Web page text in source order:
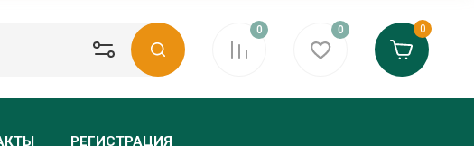
0 0 0
РЕГИСТРАЦИЯ